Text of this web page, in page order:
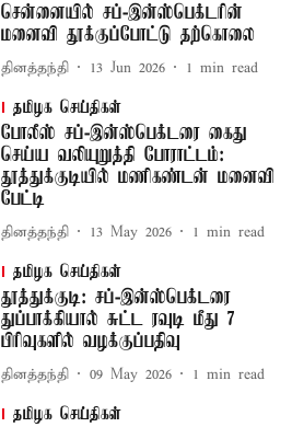
சென்னையில் சப்-இன்ஸ்பெக்டரின்
மனைவி தூக்குப்போட்டு தற்கொலை
தினத்தந்தி 13 Jun 2026 1 min read
தமிழக செய்திகள்
போலீஸ் சப்-இன்ஸ்பெக்டரை கைது
செய்ய வலியுறுத்தி போராட்டம்:
தூத்துக்குடியில் மணிகண்டன் மனைவி
பேட்டி
தினத்தந்தி 13 May 2026 1 min read
தமிழக செய்திகள்
தூத்துக்குடி: சப்-இன்ஸ்பெக்டரை
துப்பாக்கியால் சுட்ட ரவுடி மீது 7
பிரிவுகளில் வழக்குப்பதிவு
தினத்தந்தி 09 May 2026 1 min read
தமிழக செய்திகள்